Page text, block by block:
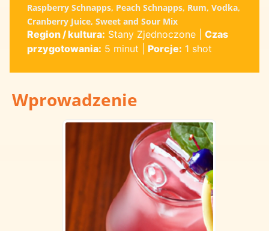
Raspberry Schnapps, Peach Schnapps, Rum, Vodka,
Cranberry Juice, Sweet and Sour Mix
Region / kultura: Stany Zjednoczone| Czas
przygotowania: 5 minut Porcje: 1 shot
Wprowadzenie